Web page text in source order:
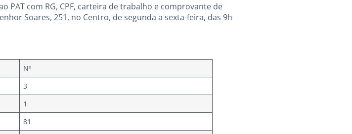
PAT com RG, CPF, carteira de trabalho e comprovante de
Soares, 251, no Centro, de segunda a sexta-feira, das 9h
Nº
3
1
81